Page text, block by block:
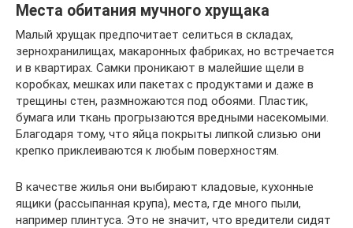
Места обитания мучного хрущака
Малый хрущак предпочитает селиться в складах,
зернохранилищах, макаронных фабриках, но встречается
и в квартирах. Самки проникают в малейшие щели в
коробках, мешках или пакетах с продуктами и даже в
трещины стен, размножаются под обоями. Пластик,
бумага или ткань прогрызаются вредными насекомыми.
Благодаря тому, что яйца покрыты липкой слизью они
крепко приклеиваются к любым поверхностям.
В качестве жилья они выбирают кладовые, кухонные
ящики (рассыпанная крупа), места, где много пыли,
например плинтуса. Это не значит, что вредители сидят